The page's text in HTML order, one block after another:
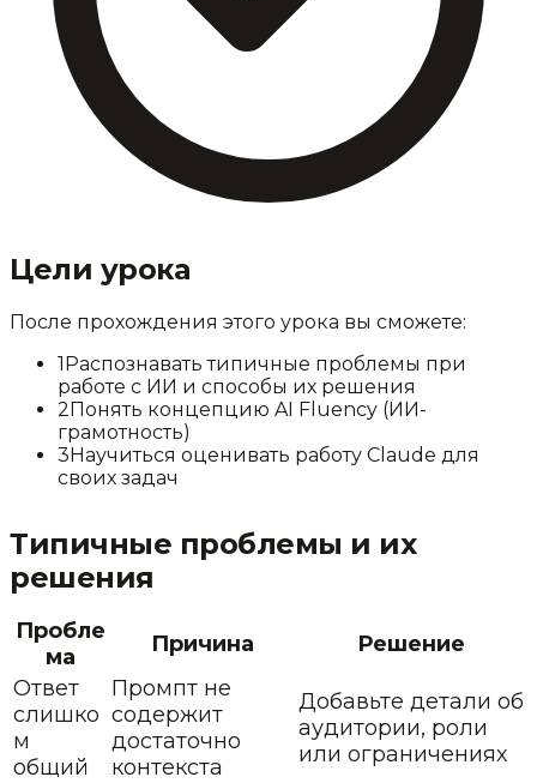
Цели урока
После прохождения этого урока вы сможете:
1Распознавать типичные проблемы при
работе с ИИ и способы их решения
2Понять концепцию AI Fluency (ИИ-
грамотность)
3Научиться оценивать работу Claude для
своих задач
Типичные проблемы и их
решения
Пробле
ма
Причина
Решение
Ответ
слишко
м
общий
Промпт не
содержит
достаточно
контекста
Добавьте детали об
аудитории, роли
или ограничениях